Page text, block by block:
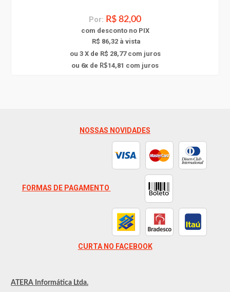
Por: R$ 82,00
com desconto no PIX
R$ 86,32 à vista
ou 3 X de R$ 28,77com juros
ou 6x de R$14,81 com juros
NOSSAS NOVIDADES
FORMAS DE PAGAMENTO
CURTA NO FACEBOOK
ATERA Informática Ltda.